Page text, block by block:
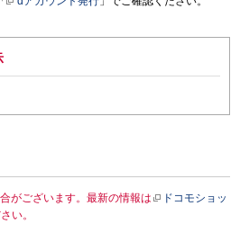
がございます。最新の情報は
ドコモショッ
い。